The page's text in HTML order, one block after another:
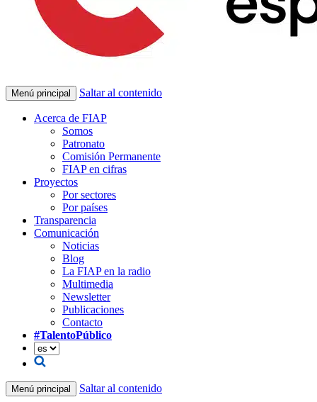
Menú principal Saltar al contenido
Acerca de FIAP
Somos
Patronato
Comisión Permanente
FIAP en cifras
Proyectos
Por sectores
Por países
Transparencia
Comunicación
Noticias
Blog
La FIAP en la radio
Multimedia
Newsletter
Publicaciones
Contacto
#TalentoPúblico
Menú principal Saltar al contenido